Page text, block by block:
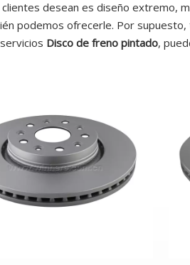
desean es diseño extremo,
podemos ofrecerle. Por
Disco de freno pintado,